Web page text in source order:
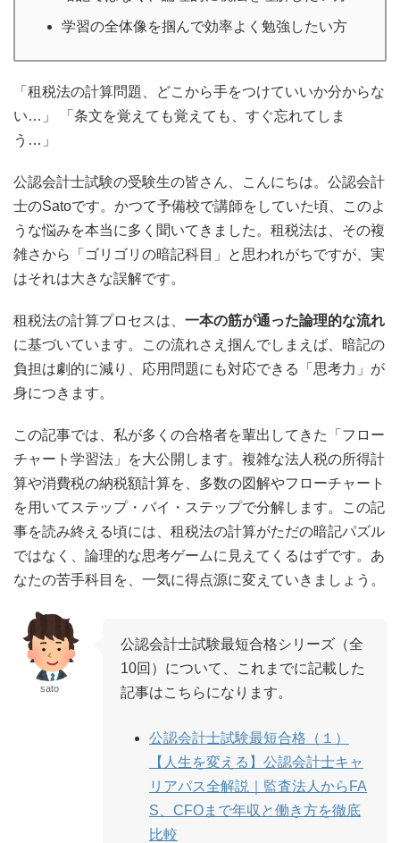
学習の全体像を掴んで効率よく勉強したい方
「租税法の計算問題、どこから手をつけていいか分からな
い…」 「条文を覚えても覚えても、すぐ忘れてしま
う…」
公認会計士試験の受験生の皆さん、こんにちは。公認会計
士のSatoです。かつて予備校で講師をしていた頃、このよ
うな悩みを本当に多く聞いてきました。租税法は、その複
雑さから「ゴリゴリの暗記科目」と思われがちですが、実
はそれは大きな誤解です。
租税法の計算プロセスは、 一本の筋が通った論理的な流れ
に基づいています。この流れさえ掴んでしまえば、暗記の
負担は劇的に減り、応用問題にも対応できる「思考力」が
身につきます。
この記事では、私が多くの合格者を輩出してきた「フロー
チャート学習法」を大公開します。複雑な法人税の所得計
算や消費税の納税額計算を、多数の図解やフローチャート
を用いてステップ・バイ・ステップで分解します。この記
事を読み終える頃には、租税法の計算がただの暗記パズル
ではなく、論理的な思考ゲームに見えてくるはずです。あ
なたの苦手科目を、一気に得点源に変えていきましょう。
sato
公認会計士試験最短合格シリーズ（全
10回）について、これまでに記載した
記事はこちらになります。
公認会計士試験最短合格（１）
【人生を変える】公認会計士キャ
リアパス全解説｜監査法人からFA
S、CFOまで年収と働き方を徹底
比較